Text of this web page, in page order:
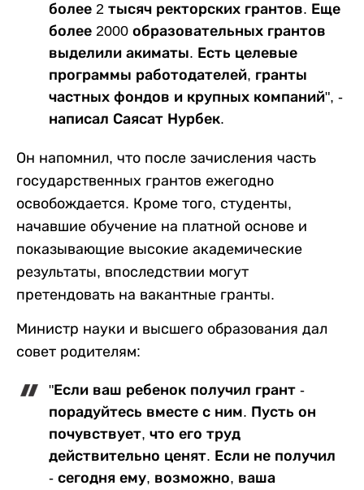
более 2 тысяч ректорских грантов. Еще
более 2000 образовательных грантов
выделили акиматы. Есть целевые
программы работодателей, гранты
частных фондов и крупных компаний", -
написал Саясат Нурбек.
Он напомнил, что после зачисления часть
государственных грантов ежегодно
освобождается. Кроме того, студенты,
начавшие обучение на платной основе и
показывающие высокие академические
результаты, впоследствии могут
претендовать на вакантные гранты.
Министр науки и высшего образования дал
совет родителям:
"Если ваш ребенок получил грант -
порадуйтесь вместе с ним. Пусть он
почувствует, что его труд
действительно ценят. Если не получил
- сегодня ему, возможно, ваша